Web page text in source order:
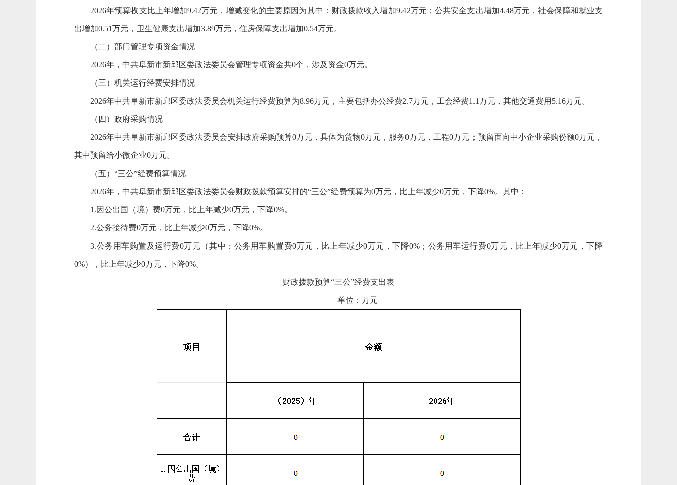
2026年预算收支比上年增加9.42万元，增减变化的主要原因为其中：财政拨款收入增加9.42万元；公共安全支出增加4.48万元，社会保障和就业支
出增加0.51万元，卫生健康支出增加3.89万元，住房保障支出增加0.54万元。
（二）部门管理专项资金情况
2026年，中共阜新市新邱区委政法委员会管理专项资金共0个，涉及资金0万元。
（三）机关运行经费安排情况
2026年中共阜新市新邱区委政法委员会机关运行经费预算为8.96万元，主要包括办公经费2.7万元，工会经费1.1万元，其他交通费用5.16万元。
（四）政府采购情况
2026年中共阜新市新邱区委政法委员会安排政府采购预算0万元，具体为货物0万元，服务0万元，工程0万元；预留面向中小企业采购份额0万元，
其中预留给小微企业0万元。
（五）“三公”经费预算情况
2026年，中共阜新市新邱区委政法委员会财政拨款预算安排的“三公”经费预算为0万元，比上年减少0万元，下降0%。其中：
1.因公出国（境）费0万元，比上年减少0万元，下降0%。
2.公务接待费0万元，比上年减少0万元，下降0%。
3.公务用车购置及运行费0万元（其中：公务用车购置费0万元，比上年减少0万元，下降0%；公务用车运行费0万元，比上年减少0万元，下降
0%），比上年减少0万元，下降0%。
财政拨款预算“三公”经费支出表
单位：万元